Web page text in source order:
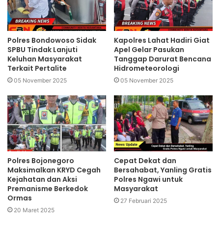
Polres Bondowoso Sidak
SPBU Tindak Lanjuti
Keluhan Masyarakat
Terkait Pertalite
05 November 2025
Kapolres Lahat Hadiri Giat
Apel Gelar Pasukan
Tanggap Darurat Bencana
Hidrometeorologi
05 November 2025
Polres Bojonegoro
Maksimalkan KRYD Cegah
Kejahatan dan Aksi
Premanisme Berkedok
Ormas
20 Maret 2025
Cepat Dekat dan
Bersahabat, Yanling Gratis
Polres Ngawi untuk
Masyarakat
27 Februari 2025